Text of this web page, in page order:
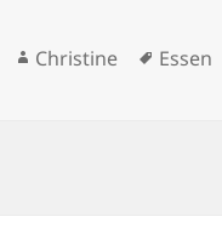
Auteur
Christine
Mots-
Essen